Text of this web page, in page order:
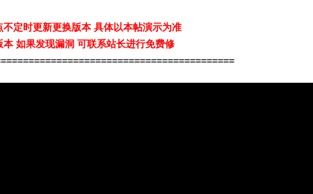
定时更新更换版本 具体以本帖演示为准
如果发现漏洞 可联系站长进行免费修